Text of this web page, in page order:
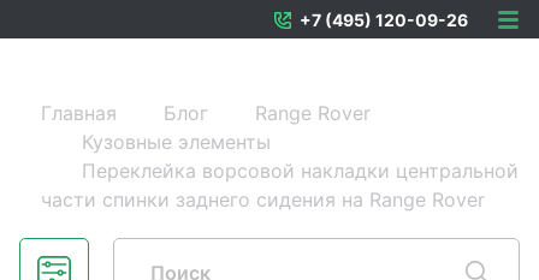
+7 (495) 120-09-26
Главная Блог
Range Rover
Кузовные элементы
Переклейка ворсовой накладки центральной
части спинки заднего сидения на Range Rover